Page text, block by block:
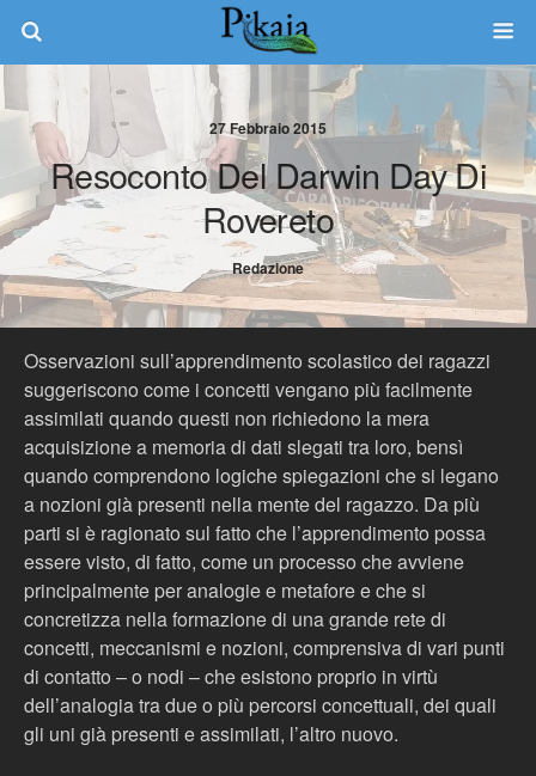
27 Febbraio 2015
Resoconto Del Darwin Day Di
Rovereto
Redazione
Osservazioni sull’apprendimento scolastico dei ragazzi
suggeriscono come i concetti vengano più facilmente
assimilati quando questi non richiedono la mera
acquisizione a memoria di dati slegati tra loro, bensì
quando comprendono logiche spiegazioni che si legano
a nozioni già presenti nella mente del ragazzo. Da più
parti si è ragionato sul fatto che l’apprendimento possa
essere visto, di fatto, come un processo che avviene
principalmente per analogie e metafore e che si
concretizza nella formazione di una grande rete di
concetti, meccanismi e nozioni, comprensiva di vari punti
di contatto – o nodi – che esistono proprio in virtù
dell’analogia tra due o più percorsi concettuali, dei quali
gli uni già presenti e assimilati, l’altro nuovo.